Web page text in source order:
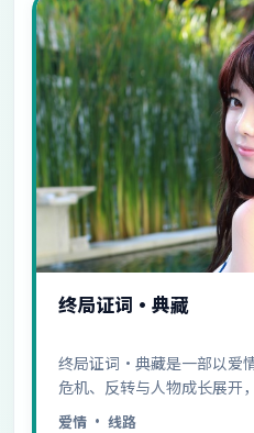
终局证词·典藏
终局证词·典藏是一部以爱
危机、反转与人物成长展开
观看。
爱情 · 线路